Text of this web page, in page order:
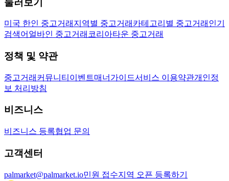
미국 한인 중고거래 지역별 중고거래 카테고리별 중고거래 인기
검색어 얼바인 중고거래 코리아타운 중고거래
정책 및 약관
중고거래 커뮤니티 이벤트매너가이드서비스 이용약관개인정
보 처리방침
비즈니스
비즈니스 등록협업 문의
고객센터
palmarket@palmarket.io민원 접수지역 오픈 등록하기